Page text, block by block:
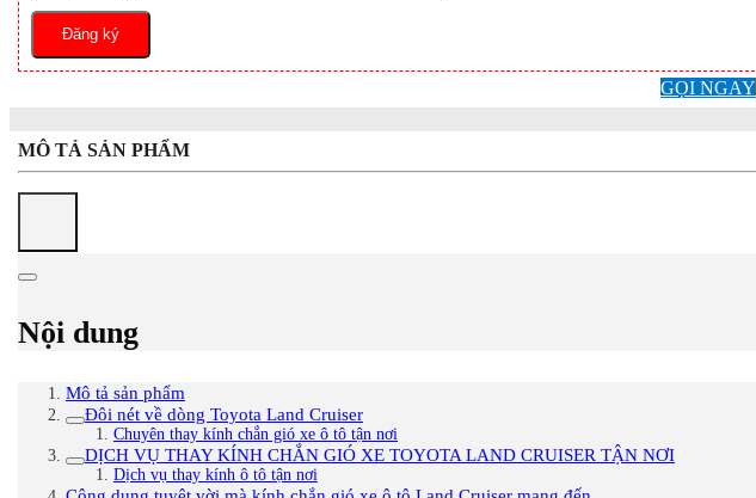
GỌI NGAY
MÔ TẢ SẢN PHẨM
Nội dung
Mô tả sản phẩm
Đôi nét về dòng Toyota Land Cruiser
Chuyên thay kính chắn gió xe ô tô tận nơi
DỊCH VỤ THAY KÍNH CHẮN GIÓ XE TOYOTA LAND CRUISER TẬN NƠI
Dịch vụ thay kính ô tô tận nơi